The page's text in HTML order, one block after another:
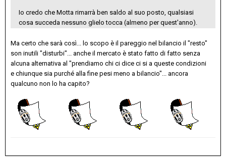
Io credo che Motta rimarrà ben saldo al suo posto, qualsiasi
cosa succeda nessuno glielo tocca (almeno per quest'anno).
Ma certo che sarà così... lo scopo è il pareggio nel bilancio il "resto"
son inutili "disturbi"... anche il mercato è stato fatto di fatto senza
alcuna alternativa al "prendiamo chi ci dice ci si a queste condizioni
e chiunque sia purché alla fine pesi meno a bilancio"... ancora
qualcuno non lo ha capito?